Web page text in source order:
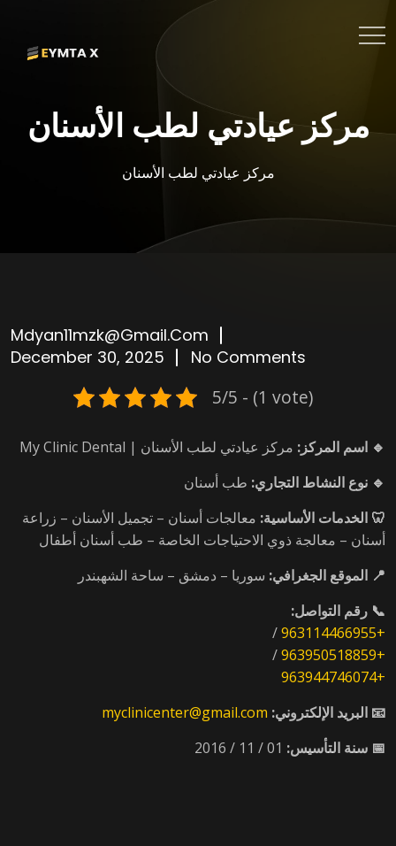
مركز عيادتي لطب الأسنان
مركز عيادتي لطب الأسنان
Mdyan11mzk@gmail.com
December 30, 2025
No Comments
5/5 - (1 vote)
🔹 اسم المركز: مركز عيادتي لطب الأسنان | My Clinic Dental
🔹 نوع النشاط التجاري: طب أسنان
🦷 الخدمات الأساسية: معالجات أسنان – تجميل الأسنان – زراعة
أسنان – معالجة ذوي الاحتياجات الخاصة – طب أسنان أطفال
📍 الموقع الجغرافي: سوريا – دمشق – ساحة الشهبندر
📞 رقم التواصل:
+963114466955
/
+963950518859
/
+963944746074
📧 البريد الإلكتروني: myclinicenter@gmail.com
📅 سنة التأسيس: